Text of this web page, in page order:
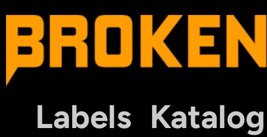
Labels Katalog